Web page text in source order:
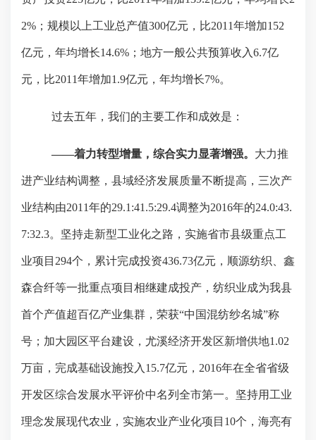
2% ；规模以上工业总产值300亿元，比2011年增加152
亿元，年均增长14.6% ；地方一般公共预算收入6.7亿
元，比2011年增加1.9亿元，年均增长7%。
过去五年，我们的主要工作和成效是：
——着力转型增量，综合实力显著增强。 大力推
进产业结构调整，县域经济发展质量不断提高，三次产
业结构由2011年的29.1:41.5:29.4调整为2016年的24.0:43.
7:32.3。坚持走新型工业化之路，实施省市县级重点工
业项目 294个，累计完成投资436.73亿元，顺源纺织、鑫
森合纤等一批重点项目相继建成投产，纺织业成为我县
首个产值超百亿产业集群，荣获“中国混纺纱名城”称
号；加大园区平台建设，尤溪经济开发区新增供地1.02
万亩，完成基础设施投入 15.7亿元， 2016年在全省省级
开发区综合发展水平评价中名列全市第一。坚持用工业
理念发展现代农业，实施农业产业化项目 10个，海亮有